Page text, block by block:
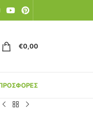
€0,00